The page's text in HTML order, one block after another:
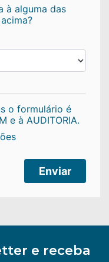
à alguma das
o formulário é
e à AUDITORIA.
Enviar
e receba